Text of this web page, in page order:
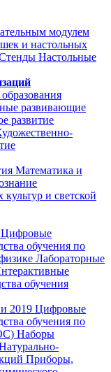
модулем
и настольных
Настольные
развивающие
развитие
Математика и
и светской
Цифровые
обучения по
Лабораторные
обучения
2019 Цифровые
обучения по
Наборы
Приборы,